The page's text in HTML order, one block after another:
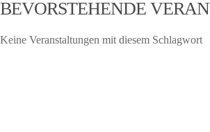
BEVORSTEHENDE
Keine Veranstaltungen mit diesem Schlagwort